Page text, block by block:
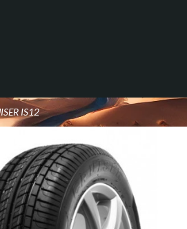
IS12